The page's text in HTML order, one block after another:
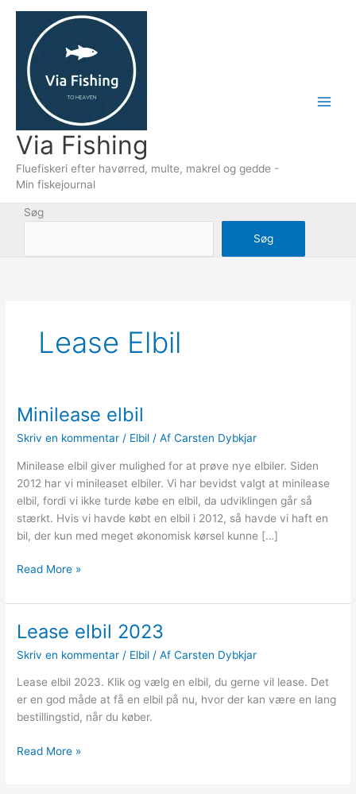
indholdet
Via Fishing
Fluefiskeri efter havørred, multe, makrel og gedde -
Min fiskejournal
Søg
Søg
Lease Elbil
Minilease elbil
Skriv en kommentar / Elbil / AfCarsten Dybkjar
Minilease elbil giver mulighed for at prøve nye elbiler. Siden
2012 har vi minileaset elbiler. Vi har bevidst valgt at minilease
elbil, fordi vi ikke turde købe en elbil, da udviklingen går så
stærkt. Hvis vi havde købt en elbil i 2012, så havde vi haft en
bil, der kun med meget økonomisk kørsel kunne […]
Minilease
Read More »
Lease elbil 2023
Skriv en kommentar / Elbil / AfCarsten Dybkjar
Lease elbil 2023. Klik og vælg en elbil, du gerne vil lease. Det
er en god måde at få en elbil på nu, hvor der kan være en lang
bestillingstid, når du køber.
Lease
Read More »